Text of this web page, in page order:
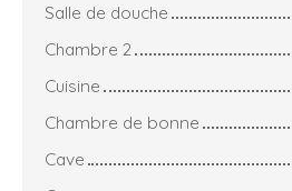
Salle de douche
Chambre 2
Cuisine
Chambre de bonne
Cave